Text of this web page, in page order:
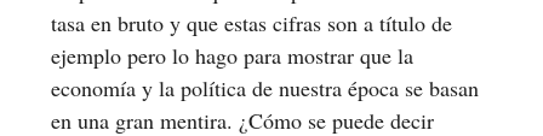
tasa en bruto y que estas cifras son a título de
ejemplo pero lo hago para mostrar que la
economía y la política de nuestra época se basan
en una gran mentira. ¿Cómo se puede decir